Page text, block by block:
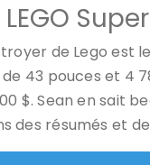
de Lego est
43 pouces et 4
$. Sean en sait
des résumés et